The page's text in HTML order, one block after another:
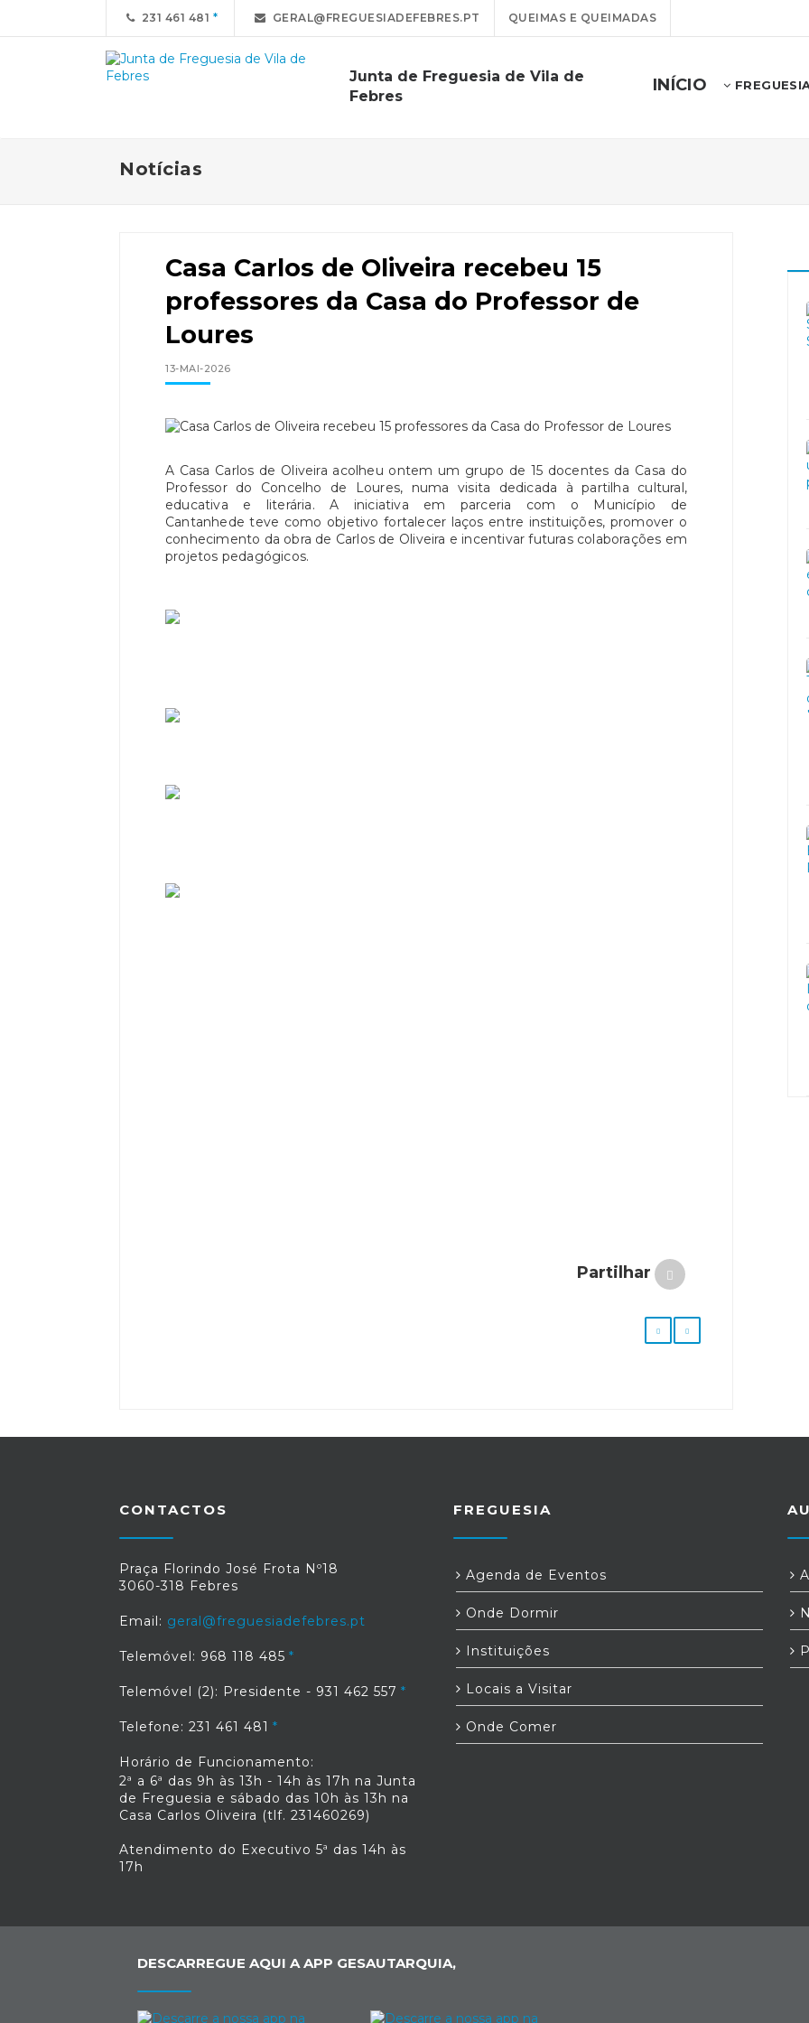
231 461 481 GERAL@FREGUESIADEFEBRES.PT QUEIMAS E QUEIMADAS
Junta de Freguesia de Vila de
Febres
INÍCIO
Notícias
Casa Carlos de Oliveira recebeu 15
professores da Casa do Professor de
Loures
13-MAI-2026
A Casa Carlos de Oliveira acolheu ontem um grupo de 15 docentes da Casa do
Professor do Concelho de Loures, numa visita dedicada à partilha cultural,
educativa e literária. A iniciativa em parceria com o Município de
Cantanhede teve como objetivo fortalecer laços entre instituições, promover o
conhecimento da obra de Carlos de Oliveira e incentivar futuras colaborações em
projetos pedagógicos.
Partilhar
CONTACTOS
Praça Florindo José Frota Nº18
3060-318 Febres
Email: geral@freguesiadefebres.pt
Telemóvel: 968 118 485
Telemóvel (2): Presidente - 931 462 557
Telefone: 231 461 481
Horário de Funcionamento:
2ª a 6ª das 9h às 13h - 14h às 17h na Junta
de Freguesia e sábado das 10h às 13h na
Casa Carlos Oliveira (tlf. 231460269)
Atendimento do Executivo 5ª das 14h às
17h
FREGUESIA
Agenda de Eventos
Onde Dormir
Instituições
Locais a Visitar
Onde Comer
DESCARREGUE AQUI A APP GESAUTARQUIA,